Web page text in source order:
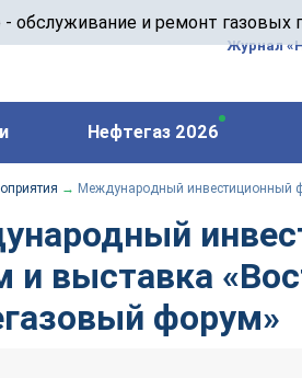
обслуживание и ремонт газовых
занимается сервисом
ТЭС, зарубежных поршневых
«Русь-Турбо», ИНН 7802588950
Журнал
Нефтегаз 2026
→ Международный инвестиционный
и выставка
форум»